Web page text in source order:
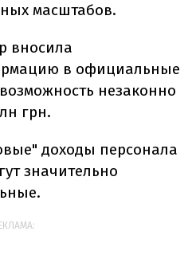
масштабов.
вносила
в официальные
незаконно
грн.
доходы персонала
значительно